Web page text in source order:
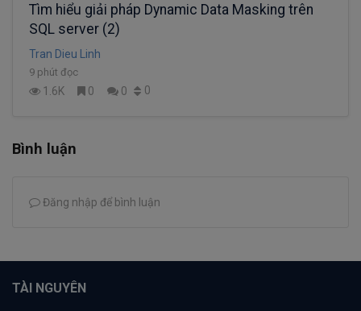
Tìm hiểu giải pháp Dynamic Data Masking trên
SQL server (2)
Tran Dieu Linh
9 phút đọc
1.6K 0 0 0
Bình luận
Đăng nhập để bình luận
TÀI NGUYÊN